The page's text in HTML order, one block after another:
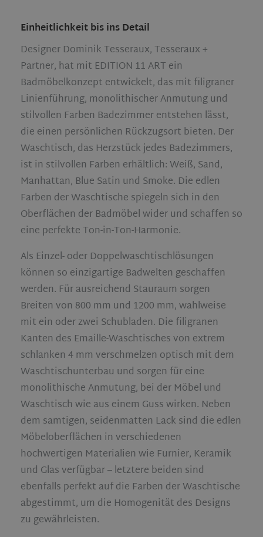
Einheitlichkeit bis ins Detail
Designer Dominik Tesseraux, Tesseraux +
Partner, hat mit EDITION 11 ART ein
Badmöbelkonzept entwickelt, das mit filigraner
Linienführung, monolithischer Anmutung und
stilvollen Farben Badezimmer entstehen lässt,
die einen persönlichen Rückzugsort bieten. Der
Waschtisch, das Herzstück jedes Badezimmers,
ist in stilvollen Farben erhältlich: Weiß, Sand,
Manhattan, Blue Satin und Smoke. Die edlen
Farben der Waschtische spiegeln sich in den
Oberflächen der Badmöbel wider und schaffen so
eine perfekte Ton-in-Ton-Harmonie.
Als Einzel- oder Doppelwaschtischlösungen
können so einzigartige Badwelten geschaffen
werden. Für ausreichend Stauraum sorgen
Breiten von 800 mm und 1200 mm, wahlweise
mit ein oder zwei Schubladen. Die filigranen
Kanten des Emaille-Waschtisches von extrem
schlanken 4 mm verschmelzen optisch mit dem
Waschtischunterbau und sorgen für eine
monolithische Anmutung, bei der Möbel und
Waschtisch wie aus einem Guss wirken. Neben
dem samtigen, seidenmatten Lack sind die edlen
Möbeloberflächen in verschiedenen
hochwertigen Materialien wie Furnier, Keramik
und Glas verfügbar – letztere beiden sind
ebenfalls perfekt auf die Farben der Waschtische
abgestimmt, um die Homogenität des Designs
zu gewährleisten.